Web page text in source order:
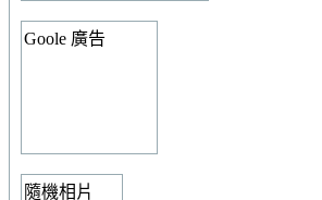
Goole 廣告
隨機相片